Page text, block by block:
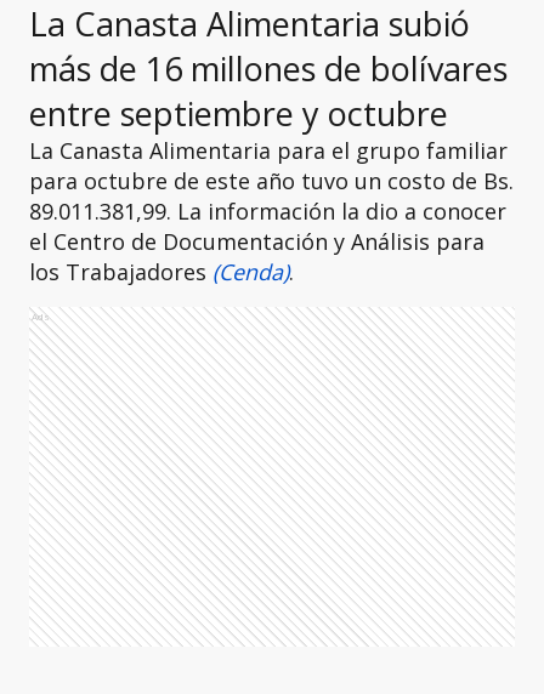
La Canasta Alimentaria subió
más de 16 millones de bolívares
entre septiembre y octubre
La Canasta Alimentaria para el grupo familiar
para octubre de este año tuvo un costo de Bs.
89.011.381,99. La información la dio a conocer
el Centro de Documentación y Análisis para
los Trabajadores (Cenda).
Ads